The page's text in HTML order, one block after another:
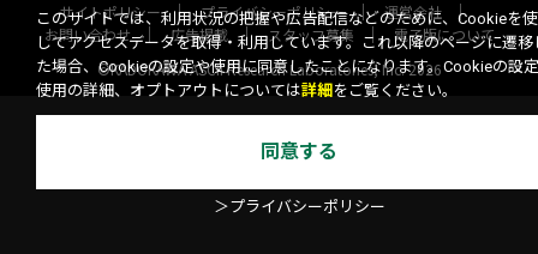
サイトポリシー プライバシーポリシー
運営会社
お問い合わせ
広告掲載 スタッフ募集
電子版について
©KADOKAWA ASCII Research Laboratories, Inc. 2026
このサイトでは、利用状況の把握や広告配信などのために、Cookieを
してアクセスデータを取得・利用しています。これ以降のページに遷移
た場合、Cookieの設定や使用に同意したことになります。Cookieの設
使用の詳細、オプトアウトについては詳細 をご覧ください。
同意する
＞プライバシーポリシー